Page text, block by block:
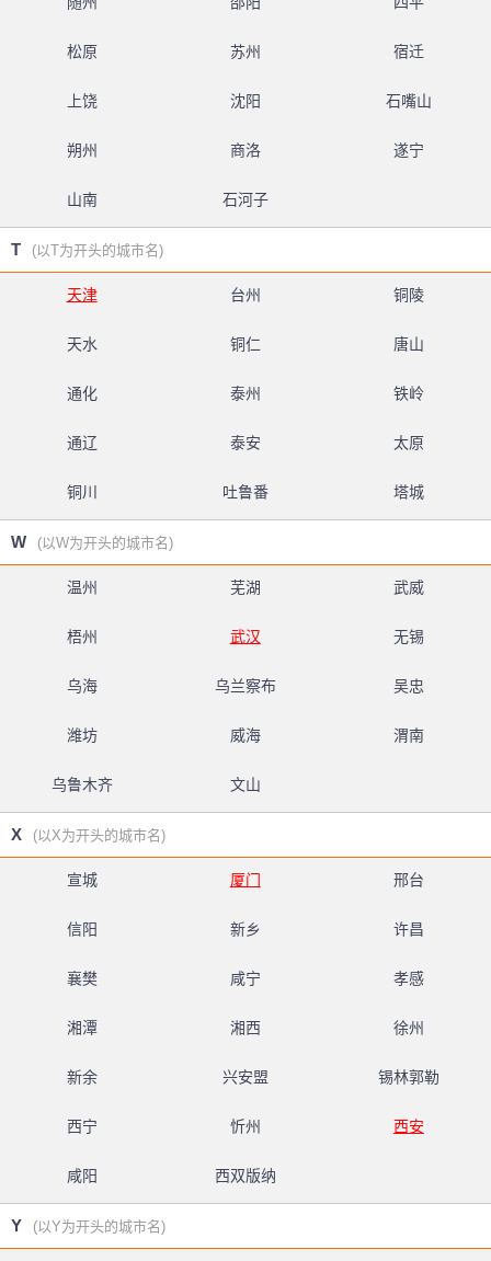
松原 苏州 宿迁
上饶 沈阳 石嘴山
朔州 商洛 遂宁
山南 石河子
T (以T为开头的城市名)
天津 台州 铜陵
天水 铜仁 唐山
通化 泰州 铁岭
通辽 泰安 太原
铜川 吐鲁番 塔城
W (以W为开头的城市名)
温州 芜湖 武威
梧州 武汉 无锡
乌海 乌兰察布 吴忠
潍坊 威海 渭南
乌鲁木齐 文山
X (以X为开头的城市名)
宣城 厦门 邢台
信阳 新乡 许昌
襄樊 咸宁 孝感
湘潭 湘西 徐州
新余 兴安盟 锡林郭勒
西宁 忻州 西安
咸阳 西双版纳
Y (以Y为开头的城市名)